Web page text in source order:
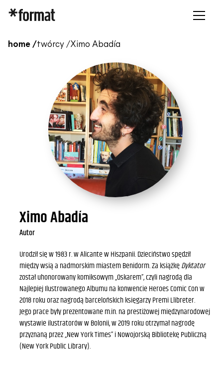
home /twórcy /Ximo Abadía
Ximo Abadía
Autor
Urodził się w 1983 r. w Alicante w Hiszpanii. Dzieciństwo spędził
między wsią a nadmorskim miastem Benidorm. Za książkęDyktator
został uhonorowany komiksowym „Oskarem”, czyli nagrodą dla
Najlepiej Ilustrowanego Albumu na konwencie Heroes Comic Con w
2018 roku oraz nagrodą barcelońskich księgarzy Premi Llibreter.
‍Jego prace były prezentowane m.in. na prestiżowej międzynarodowej
wystawie ilustratorów w Bolonii, w 2019 roku otrzymał nagrodę
przyznaną przez „New York Times” i Nowojorską Bibliotekę Publiczną
(New York Public Library).